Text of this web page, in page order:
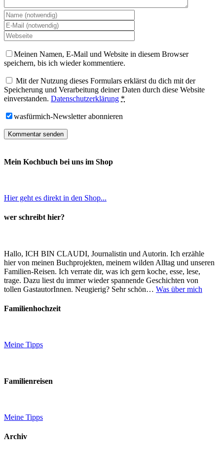
Meinen Namen, E-Mail und Website in diesem Browser
speichern, bis ich wieder kommentiere.
Mit der Nutzung dieses Formulars erklärst du dich mit der
Speicherung und Verarbeitung deiner Daten durch diese Website
einverstanden. Datenschutzerklärung *
wasfürmich-Newsletter abonnieren
Mein Kochbuch bei uns im Shop
Hier geht es direkt in den Shop...
wer schreibt hier?
Hallo, ICH BIN CLAUDI, Journalistin und Autorin. Ich erzähle
hier von meinen Buchprojekten, meinem wilden Alltag und unseren
Familien-Reisen. Ich verrate dir, was ich gern koche, esse, lese,
trage. Dazu liest du immer wieder spannende Geschichten von
tollen GastautorInnen. Neugierig? Sehr schön… Was über mich
Familienhochzeit
Meine Tipps
Familienreisen
Meine Tipps
Archiv